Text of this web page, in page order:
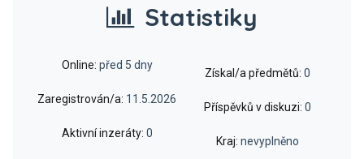
Statistiky
Online: před 5 dny
Zaregistrován/a: 11.5.2026
Aktivní inzeráty: 0
Získal/a předmětů: 0
Příspěvků v diskuzi: 0
Kraj: nevyplněno